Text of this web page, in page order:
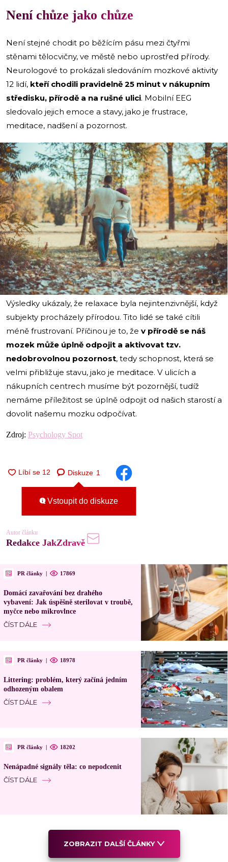
Není chůze jako chůze
Není stejné chodit po běžícím pásu mezi čtyřmi
stěnami tělocvičny, ve městě nebo uprostřed přírody.
Neurologové to prokázali sledováním mozkové aktivity
12 lidí, kteří chodili pravidelně 25 minut v nákupním
středisku, přírodě a na rušné ulici. Mobilní EEG
sledovalo jejich emoce a stavy, jako je frustrace,
meditace, nadšení a pozornost.
i
Výsledky ukázaly, že relaxace byla nejintenzivnější, když
subjekty procházely přírodou. Tito lidé se také cítili
méně frustrovaní. Příčinou je to, že v přírodě se náš
mozek může úplně odpojit a aktivovat tzv.
nedobrovolnou pozornost, tedy schopnost, která se
velmi přibližuje stavu, jako je meditace. V ulicích a
nákupních centrech musíme být pozornější, tudíž
nemáme příležitost se úplně odpojit od našich starostí a
dovolit našemu mozku odpočívat.
Zdroj: Psychology Spot
Diskuze 1
Vstoupit do diskuze
Autor článku
Redakce JakZdravě
PR články | 17869
Domácí zavařování bez drahého
vybavení: Jak úspěšně sterilovat v troubě,
myčce nebo mikrovlnce
ČÍST DÁLE
PR články | 18978
Littering: problém, který začíná jedním
odhozeným obalem
ČÍST DÁLE
PR články | 18202
Nenápadné signály těla: co nepodcenit
ČÍST DÁLE
ZOBRAZIT DALŠÍ ČLÁNKY